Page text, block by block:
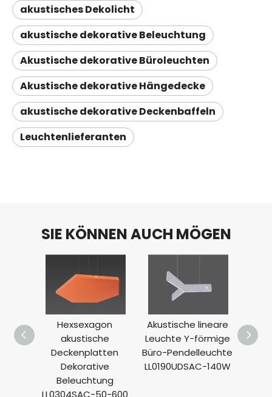
akustisches Dekolicht
akustische dekorative Beleuchtung
Akustische dekorative Büroleuchten
Akustische dekorative Hängedecke
akustische dekorative Deckenbaffeln
Leuchtenlieferanten
SIE KÖNNEN AUCH MÖGEN
Hexsexagon
akustische
Deckenplatten
Dekorative
Beleuchtung
LL0304SAC-50-600
Akustische lineare
Leuchte Y-förmige
Büro-Pendelleuchte
LL0190UDSAC-140W